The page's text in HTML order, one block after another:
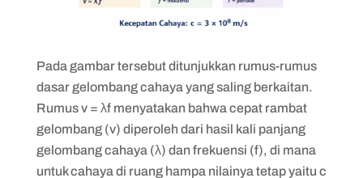
Pada gambar tersebut ditunjukkan rumus-rumus
dasar gelombang cahaya yang saling berkaitan.
Rumus v = λf menyatakan bahwa cepat rambat
gelombang (v) diperoleh dari hasil kali panjang
gelombang cahaya (λ) dan frekuensi (f), di mana
untuk cahaya di ruang hampa nilainya tetap yaitu c